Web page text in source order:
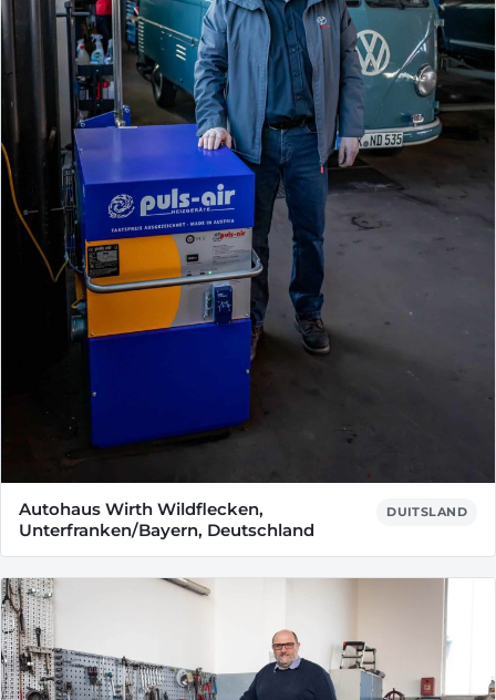
Autohaus Wirth Wildflecken,
Unterfranken/Bayern, Deutschland
DUITSLAND